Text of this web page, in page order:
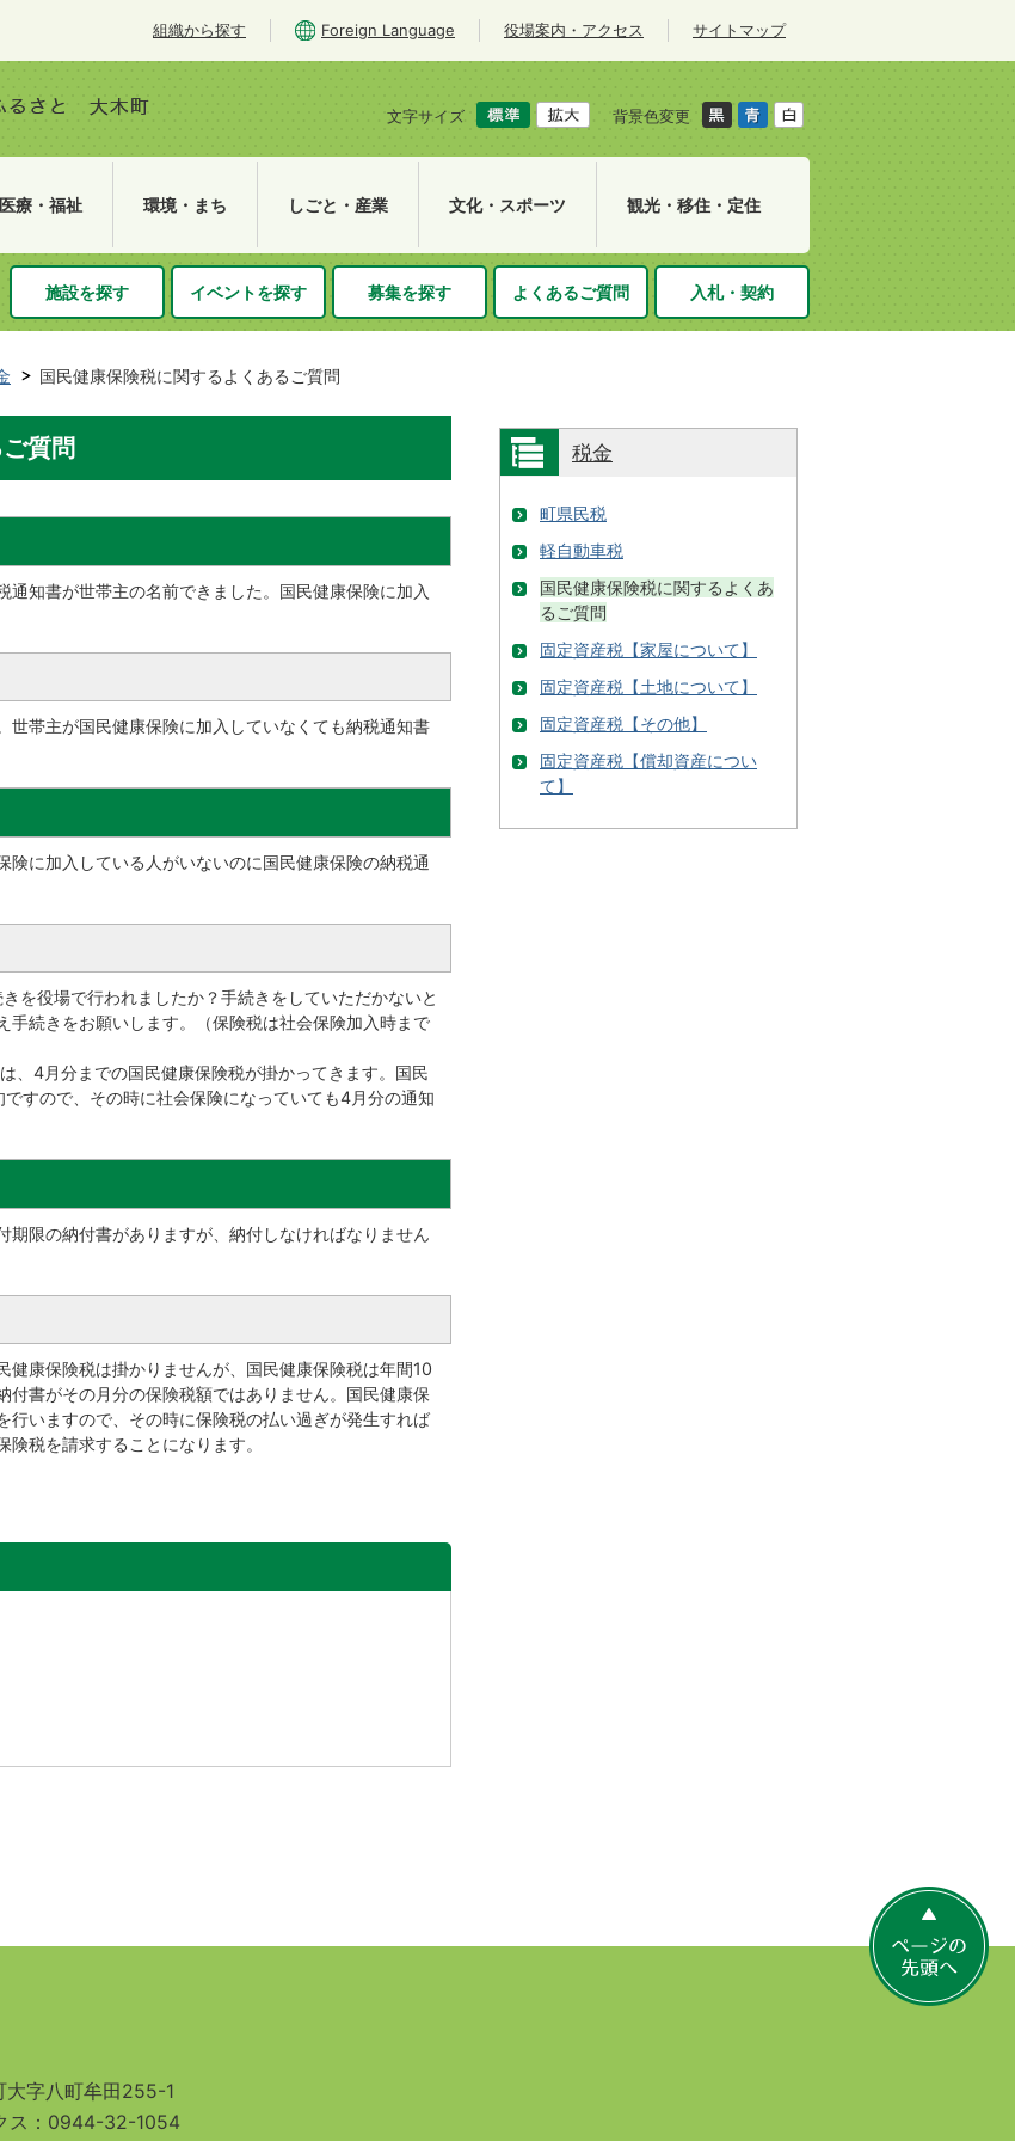
組織から探す Foreign Language 役場案内・アクセス サイトマップ
文字サイズ 背景色変更
医療・福祉 環境・まち しごと・産業 文化・スポーツ 観光・移住・定住
施設を探す イベントを探す 募集を探す よくあるご質問 入札・契約
国民健康保険税に関するよくあるご質問
質問
知書が世帯主の名前できました。国民健康保険に加入
世帯主が国民健康保険に加入していなくても納税通知書
に加入している人がいないのに国民健康保険の納税通
を役場で行われましたか？手続きをしていただかないと
手続きをお願いします。（保険税は社会保険加入時まで
、4月分までの国民健康保険税が掛かってきます。国民
すので、その時に社会保険になっていても4月分の通知
限の納付書がありますが、納付しなければなりません
康保険税は掛かりませんが、国民健康保険税は年間10
書がその月分の保険税額ではありません。国民健康保
いますので、その時に保険税の払い過ぎが発生すれば
税を請求することになります。
税金
町県民税
軽自動車税
国民健康保険税に関するよくあ
るご質問
固定資産税【家屋について】
固定資産税【土地について】
固定資産税【その他】
固定資産税【償却資産につい
て】
ー
ジ
の
大字八町牟田255-1
ス：0944-32-1054